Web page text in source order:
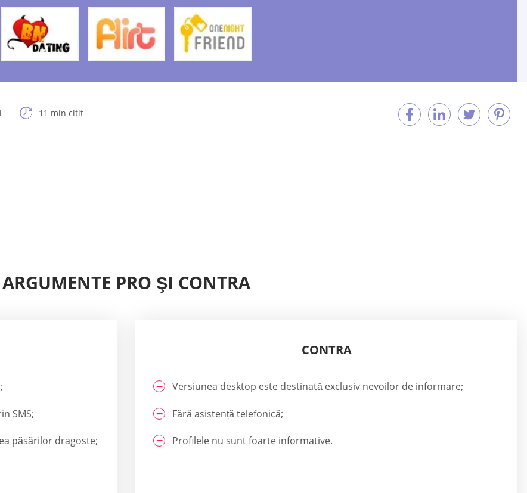
11 min citit
ARGUMENTE PRO ŞI CONTRA
SMS;
păsărilor dragoste;
CONTRA
Versiunea desktop este destinată exclusiv nevoilor de informare;
Fără asistență telefonică;
Profilele nu sunt foarte informative.